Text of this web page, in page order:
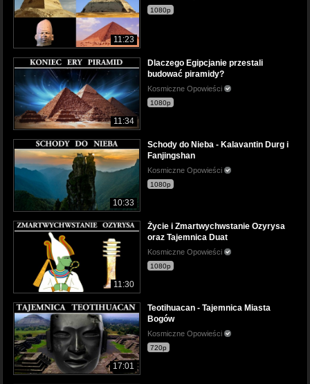
11:23
1080p
11:34
Dlaczego Egipcjanie przestali
budować piramidy?
Kosmiczne Opowieści
1080p
10:33
Schody do Nieba - Kalavantin Durg i
Fanjingshan
Kosmiczne Opowieści
1080p
11:30
Życie i Zmartwychwstanie Ozyrysa
oraz Tajemnica Duat
Kosmiczne Opowieści
1080p
17:01
Teotihuacan - Tajemnica Miasta
Bogów
Kosmiczne Opowieści
720p